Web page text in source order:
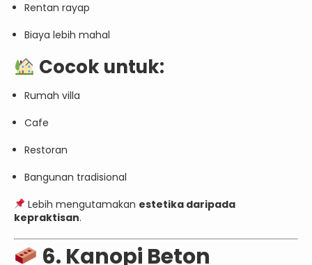
Rentan rayap
Biaya lebih mahal
Cocok untuk:
Rumah villa
Cafe
Restoran
Bangunan tradisional
Lebih mengutamakan estetika daripada
kepraktisan.
6. Kanopi Beton